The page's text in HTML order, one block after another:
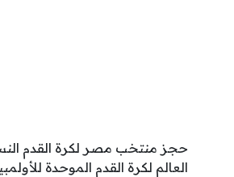
حجز منتخب مصر لكرة القدم